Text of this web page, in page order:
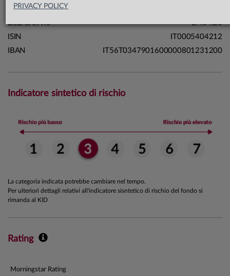
PRIVACY POLICY
Domicilio
Data di avvio
27.04.20
ISIN
IT0005404212
IBAN
IT56T0347901600000801231200
Indicatore sintetico di rischio
La categoria indicata potrebbe cambiare nel tempo.
Per ulteriori dettagli relativi all'indicatore sisntetico di rischio del fondo si
rimanda al KID
Rating
Morningstar Rating